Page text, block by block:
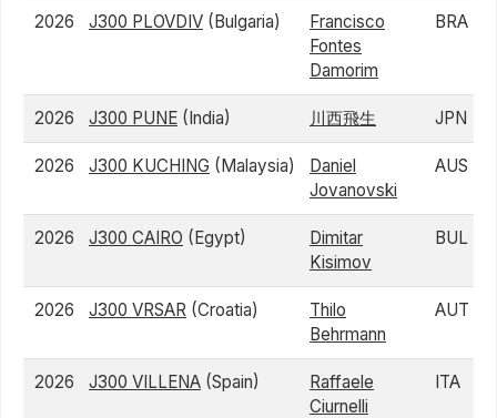
2026 J300 PLOVDIV (Bulgaria)
Francisco
Fontes
Damorim
BRA
2026 J300 PUNE (India) 川西飛生 JPN
2026 J300 KUCHING (Malaysia)
Daniel
Jovanovski
AUS
2026 J300 CAIRO (Egypt)
Dimitar
Kisimov
BUL
2026 J300 VRSAR (Croatia)
Thilo
Behrmann
AUT
2026 J300 VILLENA (Spain)
Raffaele
Ciurnelli
ITA